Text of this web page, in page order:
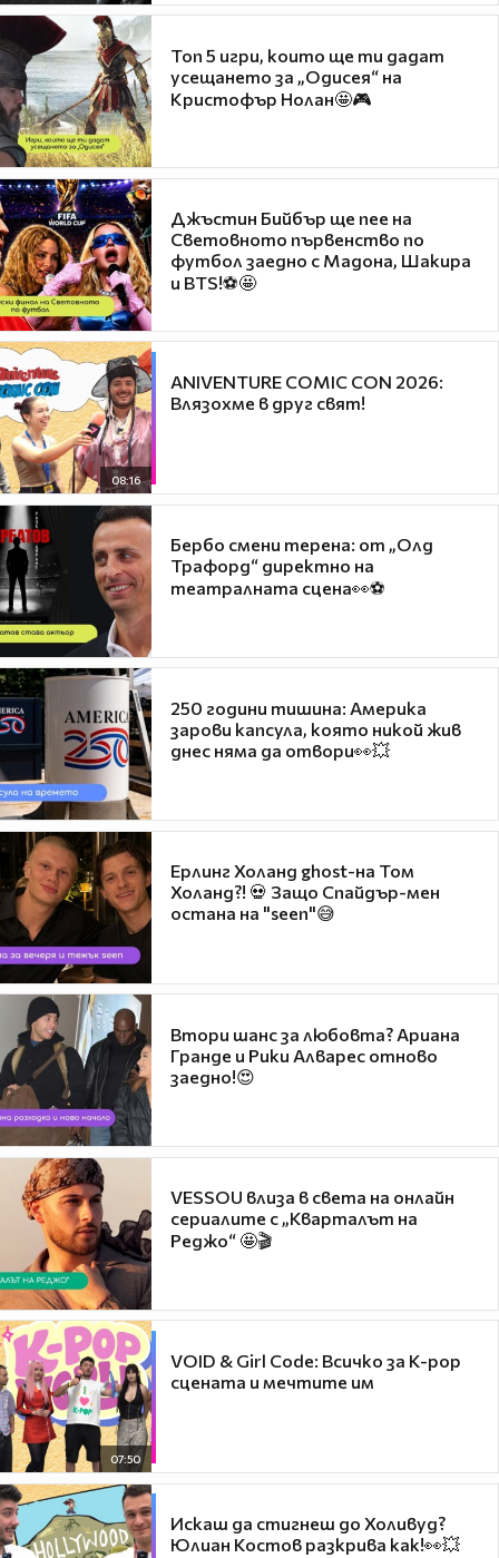
Топ 5 игри, които ще ти дадат
усещането за „Одисея“ на
Кристофър Нолан🤩🎮
Джъстин Бийбър ще пее на
Световното първенство по
футбол заедно с Мадона, Шакира
и BTS!⚽🤩
08:16
ANIVENTURE COMIC CON 2026:
Влязохме в друг свят!
Бербо смени терена: от „Олд
Трафорд“ директно на
театралната сцена👀⚽
250 години тишина: Америка
зарови капсула, която никой жив
днес няма да отвори👀💥
Ерлинг Холанд ghost-на Том
Холанд?! 💀 Защо Спайдър-мен
остана на "seen"😅
Втори шанс за любовта? Ариана
Гранде и Рики Алварес отново
заедно!😍
VESSOU влиза в света на онлайн
сериалите с „Кварталът на
Реджо“ 🤩🎬
07:50
VOID & Girl Code: Всичко за K-pop
сцената и мечтите им
Искаш да стигнеш до Холивуд?
Юлиан Костов разкрива как!👀💥